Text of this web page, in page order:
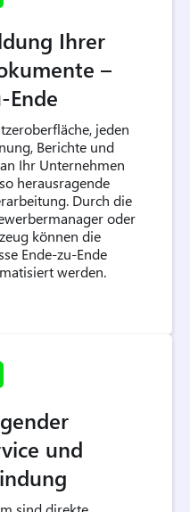
Ihrer
–
Ende
jeden
Berichte und
Ihr Unternehmen
herausragende
Durch die
oder
können die
Ende-zu-Ende
werden.
und